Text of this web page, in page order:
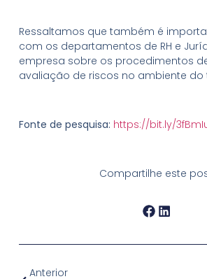
Ressaltamos que também é
com os departamentos de RH e
empresa sobre os procedimentos
avaliação de riscos no ambiente do
Fonte de pesquisa: https://bit.ly/
Compartilhe este
Anterior